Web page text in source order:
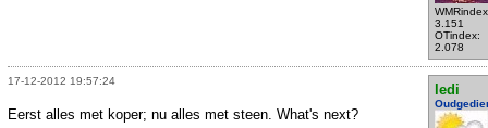
3.151
OTindex:
2.078
17-12-2012 19:57:24
ledi
Eerst alles met koper; nu alles met steen. What's next?